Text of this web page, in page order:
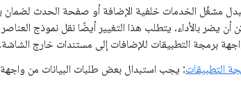
مشغّل الخدمات خلفية الإضافة أو صفحة الحدث لضمان
برمجة التطبيقات للإضافات إلى مستندات خارج الشاشة.
التطبيقات: يجب استبدال بعض طلبات البيانات من واجهة